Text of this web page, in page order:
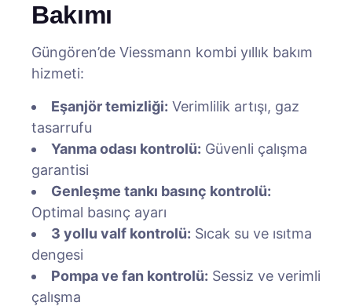
Bakımı
Güngören’de Viessmann kombi yıllık bakım
hizmeti:
Eşanjör temizliği: Verimlilik artışı, gaz
tasarrufu
Yanma odası kontrolü: Güvenli çalışma
garantisi
Genleşme tankı basınç kontrolü:
Optimal basınç ayarı
3 yollu valf kontrolü: Sıcak su ve ısıtma
dengesi
Pompa ve fan kontrolü: Sessiz ve verimli
çalışma